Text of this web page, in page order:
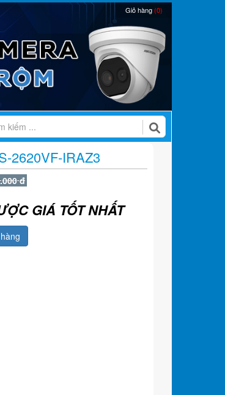
Giỏ hàng(0)
2620VF-IRAZ3
đ
GIÁ TỐT NHẤT